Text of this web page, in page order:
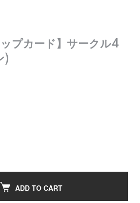
ップカード】サークル4
)
ADD TO CART